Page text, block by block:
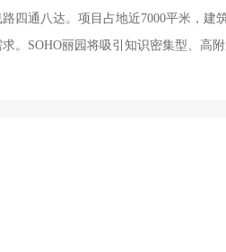
四通八达。项目占地近7000平米，
。SOHO丽园将吸引知识密集型、高